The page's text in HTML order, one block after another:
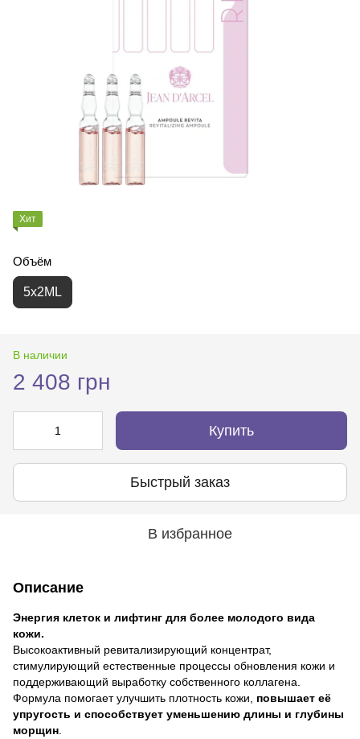
Хит
Объём
5х2ML
В наличии
2 408 грн
Купить
Быстрый заказ
В избранное
Описание
Энергия клеток и лифтинг для более молодого вида
кожи.
Высокоактивный ревитализирующий концентрат,
стимулирующий естественные процессы обновления кожи и
поддерживающий выработку собственного коллагена.
Формула помогает улучшить плотность кожи, повышает её
упругость и способствует уменьшению длины и глубины
морщин